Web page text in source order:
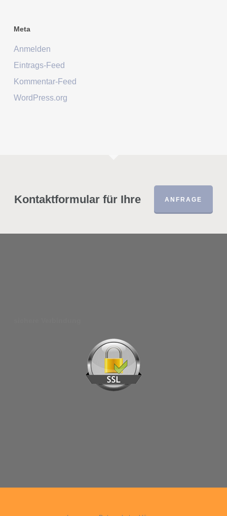
Meta
Anmelden
Eintrags-Feed
Kommentar-Feed
WordPress.org
Kontaktformular für Ihre ANFRAGE